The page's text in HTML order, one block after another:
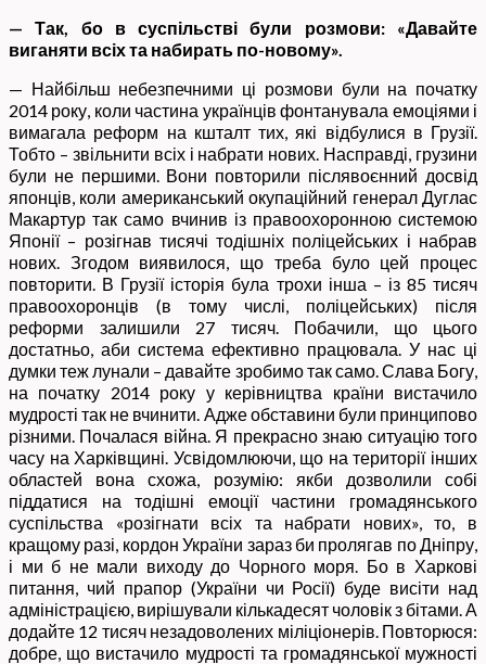
— Так, бо в суспільстві були розмови: «Давайте
виганяти всіх та набирать по-новому».
— Найбільш небезпечними ці розмови були на початку
2014 року, коли частина українців фонтанувала емоціями і
вимагала реформ на кшталт тих, які відбулися в Грузії.
Тобто – звільнити всіх і набрати нових. Насправді, грузини
були не першими. Вони повторили післявоєнний досвід
японців, коли американський окупаційний генерал Дуглас
Макартур так само вчинив із правоохоронною системою
Японії – розігнав тисячі тодішніх поліцейських і набрав
нових. Згодом виявилося, що треба було цей процес
повторити. В Грузії історія була трохи інша – із 85 тисяч
правоохоронців (в тому числі, поліцейських) після
реформи залишили 27 тисяч. Побачили, що цього
достатньо, аби система ефективно працювала. У нас ці
думки теж лунали – давайте зробимо так само. Слава Богу,
на початку 2014 року у керівництва країни вистачило
мудрості так не вчинити. Адже обставини були принципово
різними. Почалася війна. Я прекрасно знаю ситуацію того
часу на Харківщині. Усвідомлюючи, що на території інших
областей вона схожа, розумію: якби дозволили собі
піддатися на тодішні емоції частини громадянського
суспільства «розігнати всіх та набрати нових», то, в
кращому разі, кордон України зараз би пролягав по Дніпру,
і ми б не мали виходу до Чорного моря. Бо в Харкові
питання, чий прапор (України чи Росії) буде висіти над
адміністрацією, вирішували кількадесят чоловік з бітами. А
додайте 12 тисяч незадоволених міліціонерів. Повторюся:
добре, що вистачило мудрості та громадянської мужності